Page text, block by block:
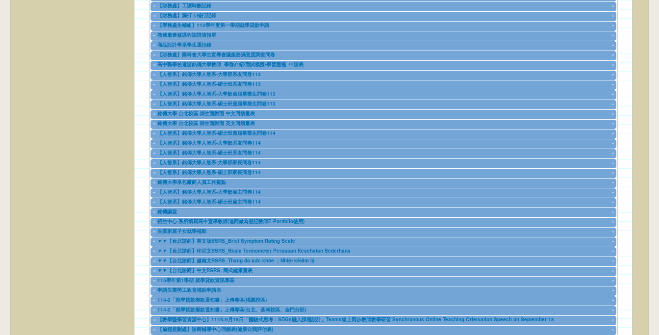
03/27/2013to12/31/2027
«
【財務處】工讀時數記錄
11/12/2021to07/31/2027
»
«
【財務處】漏打卡補打記錄
11/15/2021to07/31/2027
»
«
【學務處生輔組】112學年度第一學期就學貸款申請
07/17/2023to12/31/2028
»
« 教務處進修課程認證填報單
11/08/2023to11/09/2026
»
« 商品設計學系學生通訊錄
11/08/2023to12/31/2027
»
«
【財務處】國科會大專生宣導會議服務滿意度調查問卷
08/01/2024to10/31/2027
»
« 高中職學校邀請銘傳大學教師_學群介紹/面試模擬/學習歷程_申請表
09/01/2024to08/31/2026
»
«
【人智系】銘傳大學人智系-大學部系友問卷113
09/18/2024to09/18/2026
»
«
【人智系】銘傳大學人智系-碩士班系友問卷113
09/18/2024to09/18/2026
»
«
【人智系】銘傳大學人智系-大學部應屆畢業生問卷113
09/18/2024to09/18/2026
»
«
【人智系】銘傳大學人智系-碩士班應屆畢業生問卷113
09/18/2024to09/18/2026
»
« 銘傳大學 台北校區 師生面對面 中文回饋量表
11/12/2024to12/31/2027
»
« 銘傳大學 台北校區 師生面對面 英文回饋量表
03/03/2025to12/31/2028
»
«
【人智系】銘傳大學人智系-碩士班應屆畢業生問卷114
04/08/2025to04/08/2027
»
«
【人智系】銘傳大學人智系-大學部系友問卷114
04/08/2025to04/08/2027
»
«
【人智系】銘傳大學人智系-碩士班系友問卷114
04/08/2025to04/08/2027
»
«
【人智系】銘傳大學人智系-大學部家長問卷114
04/08/2025to04/08/2027
»
«
【人智系】銘傳大學人智系-碩士班家長問卷114
04/08/2025to04/08/2027
»
« 銘傳大學承包廠商人員工作提點
04/10/2025to04/10/2028
»
«
【人智系】銘傳大學人智系-大學部雇主問卷114
08/24/2025to08/24/2027
»
«
【人智系】銘傳大學人智系-碩士班雇主問卷114
08/24/2025to08/24/2027
»
« 銘傳講堂
09/01/2025to08/31/2026
»
« 招生中心-系所填寫高中宣導教師(連同做為登記教師E-Portfolio使用)
09/01/2025to08/31/2026
»
« 失業家庭子女就學補助
09/03/2025to09/03/2028
»
« ▼▼【台北諮商】英文版BSRS_Brief Symptom Rating Scale
12/23/2025to12/23/2028
»
« ▼▼【台北諮商】印尼文BSRS_Skala Termometer Perasaan Kesehatan Sederhana
12/23/2025to12/23/2028
»
« ▼▼【台北諮商】越南文BSRS_Thang đo sức khỏe ；Nhiệt kếtâm lý
12/23/2025to12/23/2028
»
« ▼▼【台北諮商】中文BSRS_簡式健康量表
12/23/2025to12/23/2028
»
« 115學年第1學期 就學貸款資訊專區
01/01/2026to12/31/2029
»
« 申請失業勞工教育補助申請表
01/02/2026to12/31/2026
»
« 114-2「就學貸款撥款通知書」上傳專區(桃園校區)
01/15/2026to12/31/2026
»
« 114-2「就學貸款撥款通知書」上傳專區(台北、基河校區、金門分部)
01/15/2026to12/30/2026
»
«
【教學暨學習資源中心】114年9月18日「體驗式思考：SDGs融入課程設計」Teams線上同步教師教學研習 Synchronous Online Teaching Orientation Speech on September 18
03/26/2026to08/26/2026
»
«
【前程規劃處】諮商輔導中心回饋表(健康自我評估表)
»